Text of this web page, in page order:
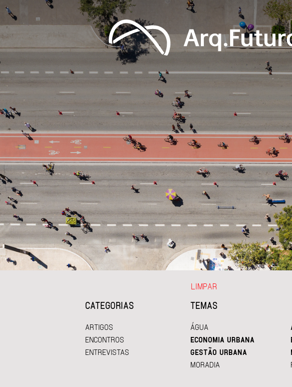
CATEGORIAS
ARTIGOS
ENCONTROS
ENTREVISTAS
TEMAS
ÁGUA
ECONOMIA URBANA
GESTÃO URBANA
MORADIA
LIMPAR